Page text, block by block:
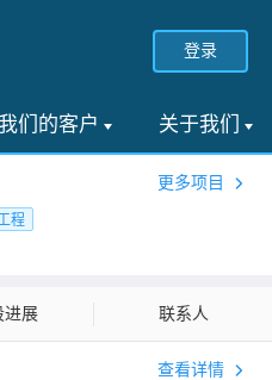
登录
们的客户 关于我们
更多项目
程
进展 联系人
查看详情